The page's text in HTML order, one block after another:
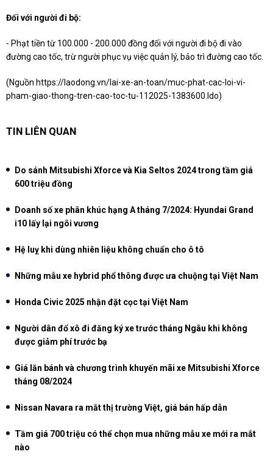
Đối với người đi bộ:
- Phạt tiền từ 100.000 - 200.000 đồng đối với người đi bộ đi vào
đường cao tốc, trừ người phục vụ việc quản lý, bảo trì đường cao tốc.
(Nguồn https://laodong.vn/lai-xe-an-toan/muc-phat-cac-loi-vi-
pham-giao-thong-tren-cao-toc-tu-112025-1383600.ldo)
TIN LIÊN QUAN
Do sánh Mitsubishi Xforce và Kia Seltos 2024 trong tầm giá
600 triệu đồng
Doanh số xe phân khúc hạng A tháng 7/2024: Hyundai Grand
i10 lấy lại ngôi vương
Hệ luỵ khi dùng nhiên liệu không chuẩn cho ô tô
Những mẫu xe hybrid phổ thông được ưa chuộng tại Việt Nam
Honda Civic 2025 nhận đặt cọc tại Việt Nam
Người dân đổ xô đi đăng ký xe trước tháng Ngâu khi không
được giảm phí trước bạ
Giá lăn bánh và chương trình khuyến mãi xe Mitsubishi Xforce
tháng 08/2024
Nissan Navara ra mắt thị trường Việt, giá bán hấp dẫn
Tầm giá 700 triệu có thể chọn mua những mẫu xe mới ra mắt
nào